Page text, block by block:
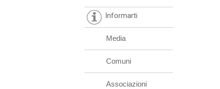
Informarti
Media
Comuni
Associazioni